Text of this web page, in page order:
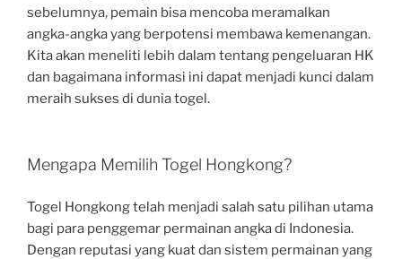
sebelumnya, pemain bisa mencoba meramalkan
angka-angka yang berpotensi membawa kemenangan.
Kita akan meneliti lebih dalam tentang pengeluaran HK
dan bagaimana informasi ini dapat menjadi kunci dalam
meraih sukses di dunia togel.
Mengapa Memilih Togel Hongkong?
Togel Hongkong telah menjadi salah satu pilihan utama
bagi para penggemar permainan angka di Indonesia.
Dengan reputasi yang kuat dan sistem permainan yang